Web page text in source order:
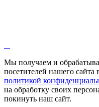
Мыльнянка
Мята
Овсяный
Огуречная
Пустырник
Мы получаем и
посетителей нашего сайта
политикой
на обработку своих
покинуть наш сайт.